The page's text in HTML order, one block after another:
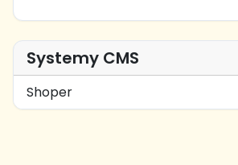
Systemy CMS
Shoper